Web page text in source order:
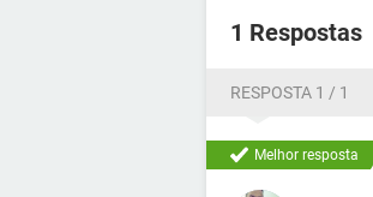
1 Respostas
RESPOSTA 1 / 1
Melhor resposta